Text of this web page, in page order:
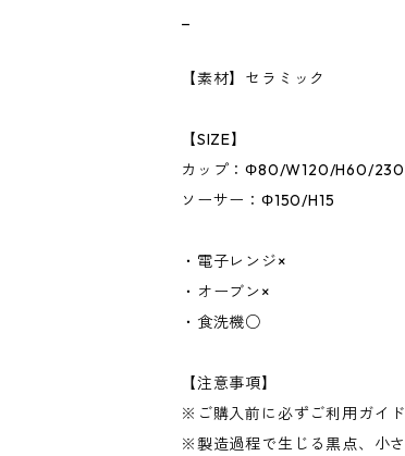
【素材】セラミック
【SIZE】
カップ：Φ80/W120/H60/
ソーサー：Φ150/H15
・電子レンジ×
・オーブン×
・食洗機○
【注意事項】
※ご購入前に必ずご利用ガイ
※製造過程で生じる黒点、小